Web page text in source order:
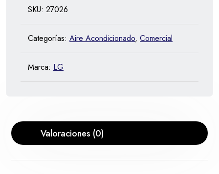
SKU: 27026
Categorías: Aire Acondicionado, Comercial
Marca: LG
Valoraciones (0)